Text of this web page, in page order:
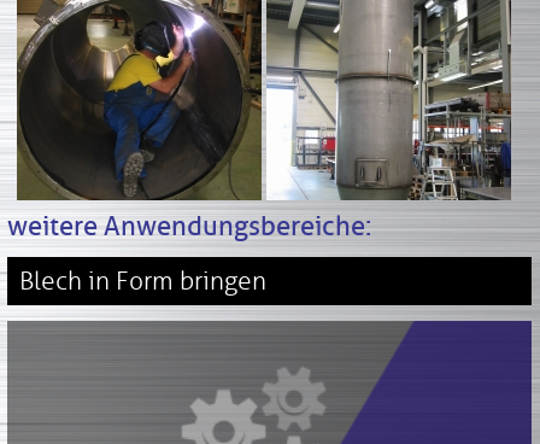
weitere Anwendungsbereiche:
Blech in Form bringen